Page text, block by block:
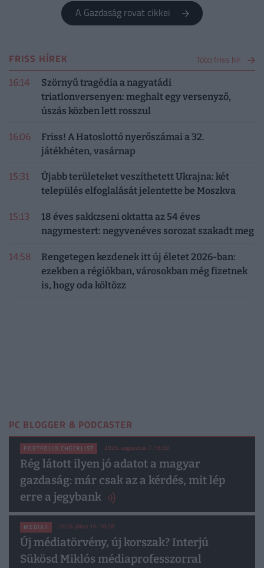
A Gazdaság rovat cikkei
FRISS HÍREK Több friss hír
16:14
Szörnyű tragédia a nagyatádi
triatlonversenyen: meghalt egy versenyző,
úszás közben lett rosszul
16:06
Friss! A Hatoslottó nyerőszámai a 32.
játékhéten, vasárnap
15:31
Újabb területeket veszíthetett Ukrajna: két
település elfoglalását jelentette be Moszkva
15:13
18 éves sakkzseni oktatta az 54 éves
nagymestert: negyvenéves sorozat szakadt meg
14:58
Rengetegen kezdenek itt új életet 2026-ban:
ezekben a régiókban, városokban még fizetnek
is, hogy oda költözz
PC BLOGGER & PODCASTER
PORTFOLIO CHECKLIST 2026. augusztus 7. 16:50
Rég látott ilyen jó adatot a magyar
gazdaság: már csak az a kérdés, mit lép
erre a jegybank
MEDIA1 2026. július 16. 18:28
Új médiatörvény, új korszak? Interjú
Sükösd Miklós médiaprofesszorral